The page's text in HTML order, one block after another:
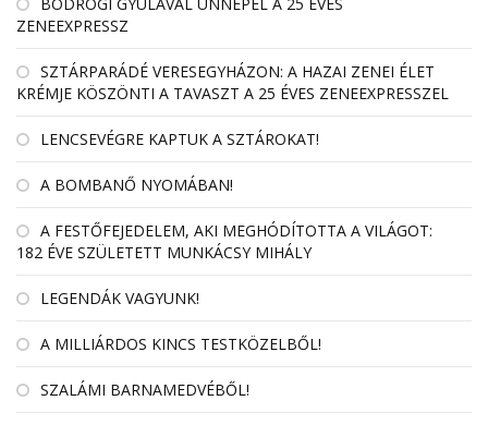
ZENEEXPRESSZ
SZTÁRPARÁDÉ VERESEGYHÁZON: A HAZAI ZENEI ÉLET
KRÉMJE KÖSZÖNTI A TAVASZT A 25 ÉVES ZENEEXPRESSZEL
LENCSEVÉGRE KAPTUK A SZTÁROKAT!
A BOMBANŐ NYOMÁBAN!
A FESTŐFEJEDELEM, AKI MEGHÓDÍTOTTA A VILÁGOT:
182 ÉVE SZÜLETETT MUNKÁCSY MIHÁLY
LEGENDÁK VAGYUNK!
A MILLIÁRDOS KINCS TESTKÖZELBŐL!
SZALÁMI BARNAMEDVÉBŐL!